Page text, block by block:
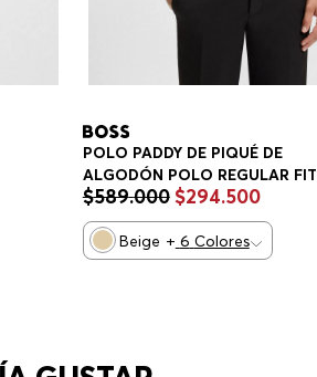
POLO PADDY DE PIQUÉ DE
ALGODÓN POLO REGULAR FIT
HOMBRE
$589.000 $294.500
Beige + 6 Colores